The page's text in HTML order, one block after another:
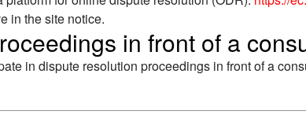
in the site notice.
in front of a
in dispute resolution proceedings in front of a